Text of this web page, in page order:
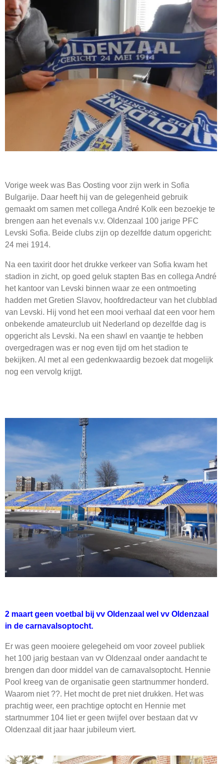
Vorige week was Bas Oosting voor zijn werk in Sofia
Bulgarije. Daar heeft hij van de gelegenheid gebruik
gemaakt om samen met collega André Kolk een bezoekje te
brengen aan het evenals v.v. Oldenzaal 100 jarige PFC
Levski Sofia. Beide clubs zijn op dezelfde datum opgericht:
24 mei 1914.
Na een taxirit door het drukke verkeer van Sofia kwam het
stadion in zicht, op goed geluk stapten Bas en collega André
het kantoor van Levski binnen waar ze een ontmoeting
hadden met Gretien Slavov, hoofdredacteur van het clubblad
van Levski. Hij vond het een mooi verhaal dat een voor hem
onbekende amateurclub uit Nederland op dezelfde dag is
opgericht als Levski. Na een shawl en vaantje te hebben
overgedragen was er nog even tijd om het stadion te
bekijken. Al met al een gedenkwaardig bezoek dat mogelijk
nog een vervolg krijgt.
2 maart geen voetbal bij vv Oldenzaal wel vv Oldenzaal
in de carnavalsoptocht.
Er was geen mooiere gelegeheid om voor zoveel publiek
het 100 jarig bestaan van vv Oldenzaal onder aandacht te
brengen dan door middel van de carnavalsoptocht. Hennie
Pool kreeg van de organisatie geen startnummer honderd.
Waarom niet ??. Het mocht de pret niet drukken. Het was
prachtig weer, een prachtige optocht en Hennie met
startnummer 104 liet er geen twijfel over bestaan dat vv
Oldenzaal dit jaar haar jubileum viert.